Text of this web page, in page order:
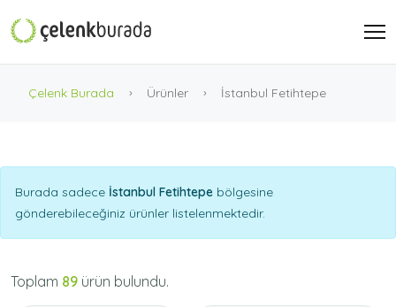
Çelenk Burada Ürünler İstanbul Fetihtepe
Burada sadece İstanbul Fetihtepe bölgesine
gönderebileceğiniz ürünler listelenmektedir.
Toplam 89 ürün bulundu.